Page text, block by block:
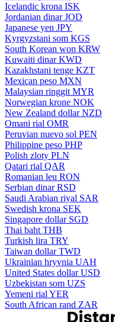
Icelandic krona ISK
Jordanian dinar JOD
Japanese yen JPY
Kyrgyzstani som KGS
South Korean won KRW
Kuwaiti dinar KWD
Kazakhstani tenge KZT
Mexican peso MXN
Malaysian ringgit MYR
Norwegian krone NOK
New Zealand dollar NZD
Omani rial OMR
Peruvian nuevo sol PEN
Philippine peso PHP
Polish zloty PLN
Qatari rial QAR
Romanian leu RON
Serbian dinar RSD
Saudi Arabian riyal SAR
Swedish krona SEK
Singapore dollar SGD
Thai baht THB
Turkish lira TRY
Taiwan dollar TWD
Ukrainian hryvnia UAH
United States dollar USD
Uzbekistan som UZS
Yemeni rial YER
South African rand ZAR